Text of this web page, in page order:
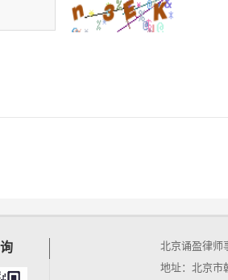
北京诵盈律师
地址：北京市